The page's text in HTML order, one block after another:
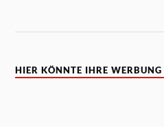
HIER KÖNNTE IHRE WERBUNG